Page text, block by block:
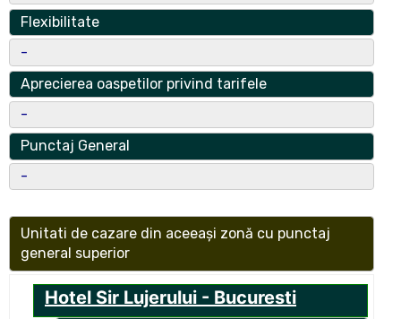
nr. reg. com
CUI
Numar certificat clasificare
marti, 17 Nov, 2015
Flexibilitate
-
Aprecierea oaspetilor privind tarifele
-
Punctaj General
-
Unitati de cazare din aceeași zonă cu punctaj
general superior
Hotel Sir Lujerului - Bucuresti